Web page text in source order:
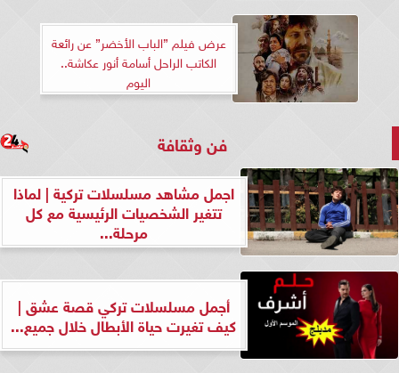
عرض فيلم ”الباب الأخضر” عن رائعة
الكاتب الراحل أسامة أنور عكاشة..
اليوم
فن وثقافة
اجمل مشاهد مسلسلات تركية | لماذا
تتغير الشخصيات الرئيسية مع كل
مرحلة...
أجمل مسلسلات تركي قصة عشق |
كيف تغيرت حياة الأبطال خلال جميع...